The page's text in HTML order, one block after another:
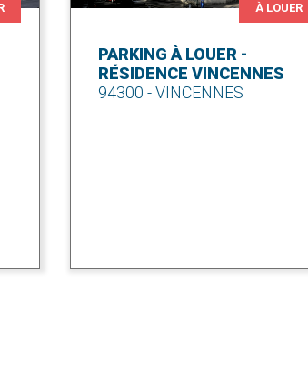
À LOUER
PARKING À LOUER -
RÉSIDENCE VINCENNES
94300 - VINCENNES